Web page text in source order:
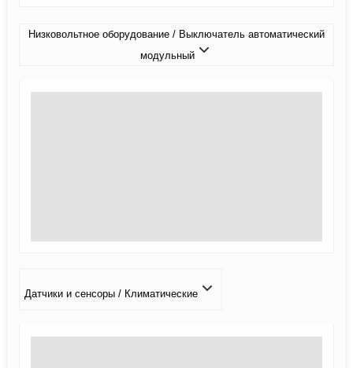
Низковольтное оборудование / Выключатель автоматический
модульный
Датчики и сенсоры / Климатические